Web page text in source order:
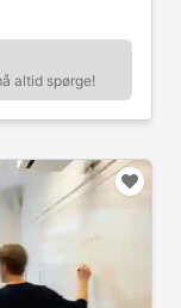
altid spørge!